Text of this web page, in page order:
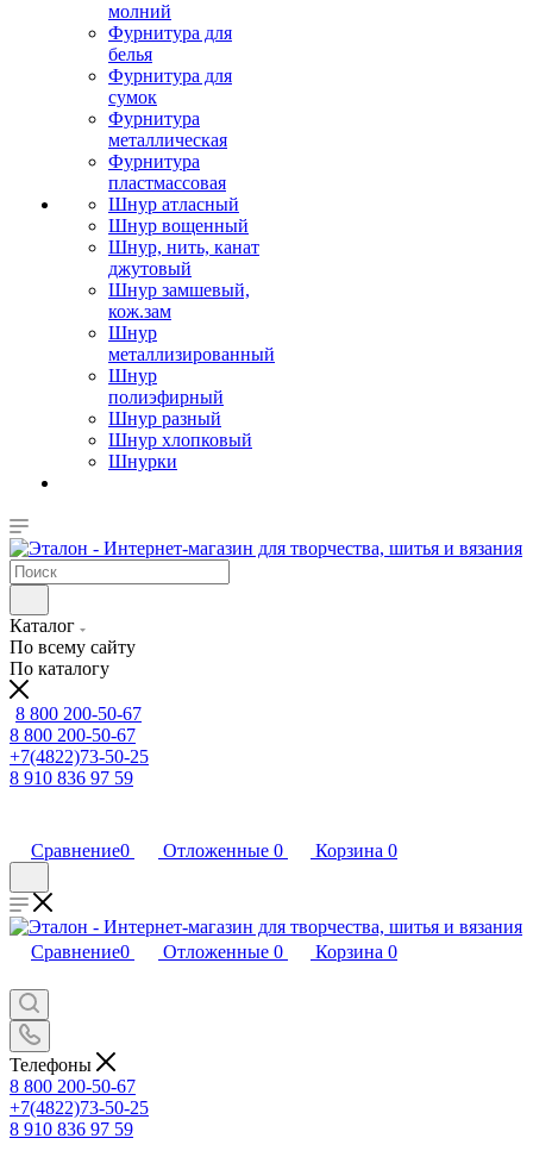
молний
Фурнитура для
белья
Фурнитура для
сумок
Фурнитура
металлическая
Фурнитура
пластмассовая
Шнур атласный
Шнур вощенный
Шнур, нить, канат
джутовый
Шнур замшевый,
кож.зам
Шнур
металлизированный
Шнур
полиэфирный
Шнур разный
Шнур хлопковый
Шнурки
Каталог
По всему сайту
По каталогу
8 800 200-50-67
8 800 200-50-67
+7(4822)73-50-25
8 910 836 97 59
Сравнение0 Отложенные 0 Корзина 0
Сравнение0 Отложенные 0 Корзина 0
Телефоны
8 800 200-50-67
+7(4822)73-50-25
8 910 836 97 59